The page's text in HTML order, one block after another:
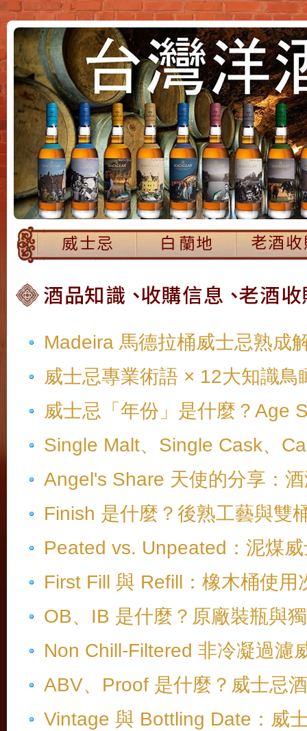
Madeira 馬德拉桶威士忌熟成
威士忌專業術語 × 12大知識鳥
威士忌「年份」是什麼？Age
Single Malt、Single Cask、
Angel's Share 天使的分享：
Finish 是什麼？後熟工藝與雙
Peated vs. Unpeated：泥煤
First Fill 與 Refill：橡木桶使
OB、IB 是什麼？原廠裝瓶與
Non Chill-Filtered 非冷凝過濾
ABV、Proof 是什麼？威士忌
Vintage 與 Bottling Date：威